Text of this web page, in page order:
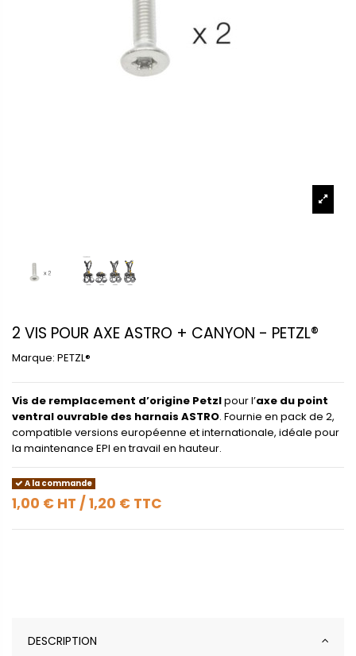
2 VIS POUR AXE ASTRO + CANYON - PETZL®
Marque: PETZL®
Vis de remplacement d’origine Petzlpour l’axe du point
ventral ouvrable des harnais ASTRO. Fournie en pack de 2,
compatible versions européenne et internationale, idéale pour
la maintenance EPI en travail en hauteur.
A la commande
1,00 € HT / 1,20 € TTC
DESCRIPTION